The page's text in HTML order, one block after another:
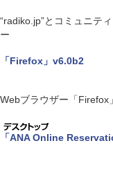
“radiko.jp”とコミュニテ
ー
「Firefox」v6.0b2
Webブラウザー「Firefox
「ANA Online